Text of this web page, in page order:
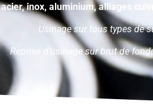
acier, inox, aluminium, alliages
Usinage sur tous types de
Reprise d’usinage sur brut de